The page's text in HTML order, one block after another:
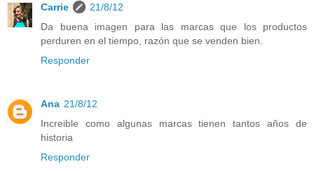
Carrie
21/8/12
Da buena imagen para las marcas que los productos
perduren en el tiempo, razón que se venden bien.
Responder
Ana 21/8/12
Increible como algunas marcas tienen tantos años de
historia
Responder